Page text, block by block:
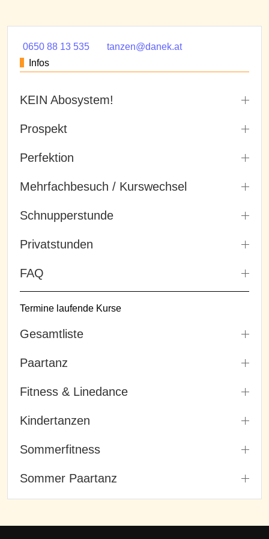
0650 88 13 535
tanzen@danek.at
Infos
KEIN Abosystem!
Prospekt
Perfektion
Mehrfachbesuch / Kurswechsel
Schnupperstunde
Privatstunden
FAQ
Termine laufende Kurse
Gesamtliste
Paartanz
Fitness & Linedance
Kindertanzen
Sommerfitness
Sommer Paartanz